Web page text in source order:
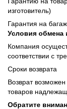
изготовитель)
Гарантия на
Условия обмена
Компания
соответствии с
Сроки возврата
Возврат
товаров
Обратите